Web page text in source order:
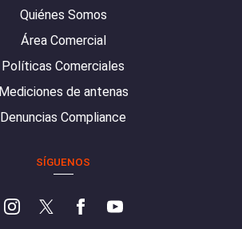
Quiénes Somos
Área Comercial
Políticas Comerciales
Mediciones de antenas
Denuncias Compliance
SÍGUENOS